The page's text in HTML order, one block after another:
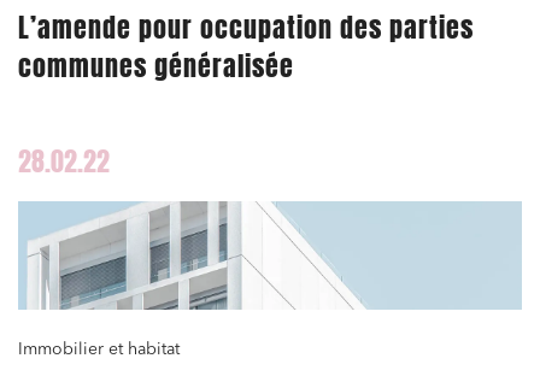
L’amende pour occupation des parties
communes généralisée
28.02.22
Immobilier et habitat